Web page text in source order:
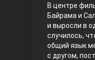
В центре
Байрама и
и выросли в
случилось,
общий язык
с другом,